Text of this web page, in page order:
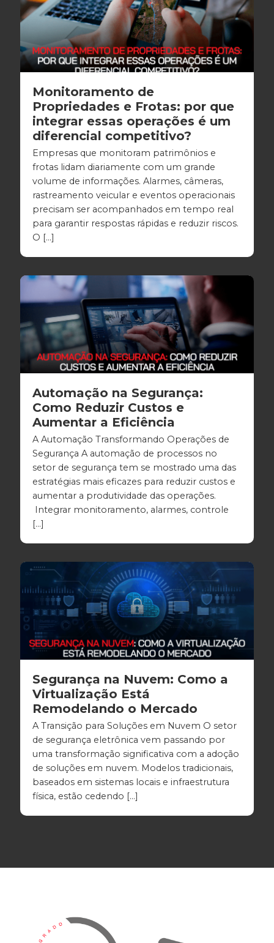
Monitoramento de
Propriedades e Frotas: por que
integrar essas operações é um
diferencial competitivo?
Empresas que monitoram patrimônios e
frotas lidam diariamente com um grande
volume de informações. Alarmes, câmeras,
rastreamento veicular e eventos operacionais
precisam ser acompanhados em tempo real
para garantir respostas rápidas e reduzir riscos.
O […]
Automação na Segurança:
Como Reduzir Custos e
Aumentar a Eficiência
A Automação Transformando Operações de
Segurança A automação de processos no
setor de segurança tem se mostrado uma das
estratégias mais eficazes para reduzir custos e
aumentar a produtividade das operações.
Integrar monitoramento, alarmes, controle
[…]
Segurança na Nuvem: Como a
Virtualização Está
Remodelando o Mercado
A Transição para Soluções em Nuvem O setor
de segurança eletrônica vem passando por
uma transformação significativa com a adoção
de soluções em nuvem. Modelos tradicionais,
baseados em sistemas locais e infraestrutura
física, estão cedendo […]